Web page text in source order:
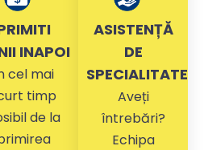
INAPOI
cel mai
timp
de la
ASISTENȚĂ
DE
SPECIALITATE
Aveți
întrebări?
Echipa